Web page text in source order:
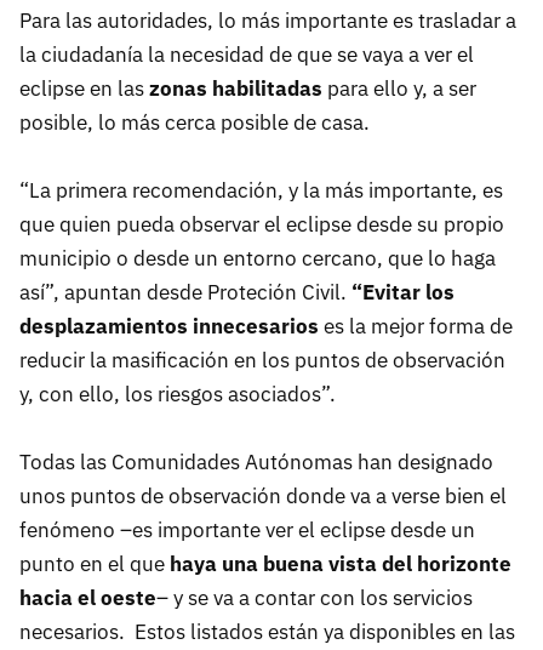
Para las autoridades, lo más importante es trasladar a
la ciudadanía la necesidad de que se vaya a ver el
eclipse en laszonas habilitadas para ello y, a ser
posible, lo más cerca posible de casa.
“La primera recomendación, y la más importante, es
que quien pueda observar el eclipse desde su propio
municipio o desde un entorno cercano, que lo haga
así”, apuntan desde Proteción Civil. “Evitar los
desplazamientos innecesarios es la mejor forma de
reducir la masificación en los puntos de observación
y, con ello, los riesgos asociados”.
Todas las Comunidades Autónomas han designado
unos puntos de observación donde va a verse bien el
fenómeno –es importante ver el eclipse desde un
punto en el que haya una buena vista del horizonte
hacia el oeste– y se va a contar con los servicios
necesarios. Estos listados están ya disponibles en las